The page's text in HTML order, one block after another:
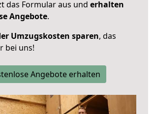
das Formular aus und erhalten
Angebote.
Umzugskosten sparen, das
bei uns!
Angebote erhalten